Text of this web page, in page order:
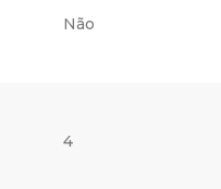
Não
4